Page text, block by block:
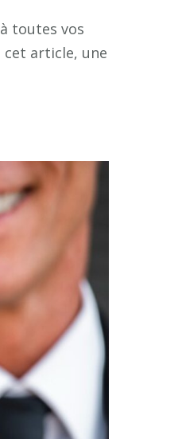
toutes vos
cet article, une